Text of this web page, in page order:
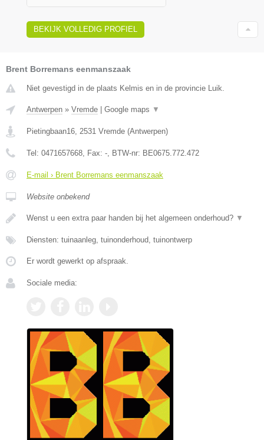
BEKIJK VOLLEDIG PROFIEL
Brent Borremans eenmanszaak
Niet gevestigd in de plaats Kelmis en in de provincie Luik.
Antwerpen » Vremde Google maps ▼
Pietingbaan16 2531 Vremde (Antwerpen)
Tel: 0471657668 , Fax: - , BTW-nr: BE0675.772.472
E-mail › Brent Borremans eenmanszaak
Website onbekend
Wenst u een extra paar handen bij het algemeen onderhoud? ▼
Diensten: tuinaanleg, tuinonderhoud, tuinontwerp
Er wordt gewerkt op afspraak.
Sociale media: